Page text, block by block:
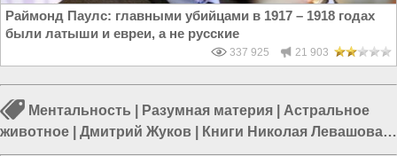
Раймонд Паулс: главными убийцами в 1917 – 1918 годах
были латыши и евреи, а не русские
337 925 21 903
Ментальность Разумная материя
Астральное
животное
Дмитрий Жуков Книги Николая Левашова|
Россия и Украина|Россия и Запад